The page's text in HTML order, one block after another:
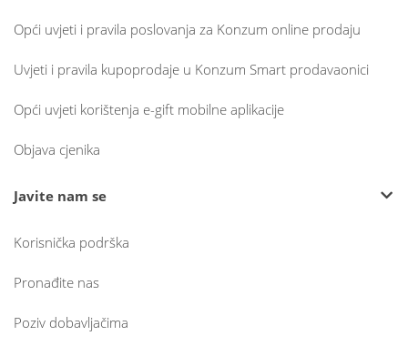
Opći uvjeti i pravila poslovanja za Konzum online prodaju
Uvjeti i pravila kupoprodaje u Konzum Smart prodavaonici
Opći uvjeti korištenja e-gift mobilne aplikacije
Objava cjenika
Javite nam se
Korisnička podrška
Pronađite nas
Poziv dobavljačima